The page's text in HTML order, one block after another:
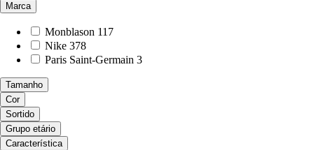
Marca
Monblason 117
Nike 378
Paris Saint-Germain 3
Tamanho
Cor
Sortido
Grupo etário
Característica